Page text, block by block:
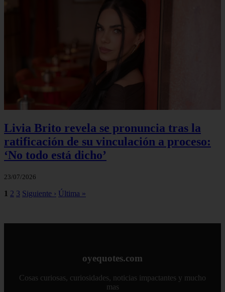
Livia Brito revela se pronuncia tras la
ratificación de su vinculación a proceso:
‘No todo está dicho’
23/07/2026
1 2 3 Siguiente › Última »
oyequotes.com
Cosas curiosas, curiosidades, noticias impactantes y mucho
mas